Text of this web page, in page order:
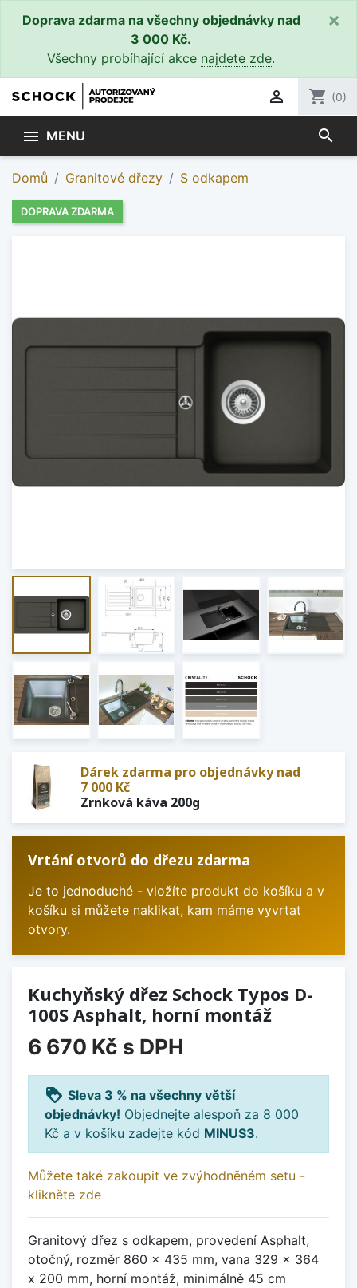
Doprava zdarma na všechny objednávky nad
3 000 Kč.
Všechny probíhající akce najdete zde.
×
 shopping_cart (0)
 MENU search
Domů Granitové dřezy S odkapem
DOPRAVA ZDARMA
Dárek zdarma pro objednávky nad
7 000 Kč
Zrnková káva 200g
Vrtání otvorů do dřezu zdarma
Je to jednoduché - vložíte produkt do košíku a v
košíku si můžete naklikat, kam máme vyvrtat
otvory.
Kuchyňský dřez Schock Typos D-
100S Asphalt, horní montáž
6 670 Kč s DPH
loyalty Sleva 3 % na všechny větší
objednávky! Objednejte alespoň za 8 000
Kč a v košíku zadejte kód MINUS3.
Můžete také zakoupit ve zvýhodněném setu -
klikněte zde
Granitový dřez s odkapem, provedení Asphalt,
otočný, rozměr 860 x 435 mm, vana 329 x 364
x 200 mm, horní montáž, minimálně 45 cm